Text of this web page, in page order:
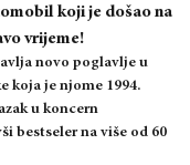
koji je došao na
vrijeme!
novo poglavlje u
koja je njome 1994.
u koncern
bestseler na više od 60